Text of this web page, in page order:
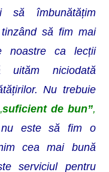
să îmbunătățim
să fim mai
noastre ca lecții
uităm niciodată
Nu trebuie
suficient de bun”,
nu este să fim o
cea mai bună
serviciul pentru